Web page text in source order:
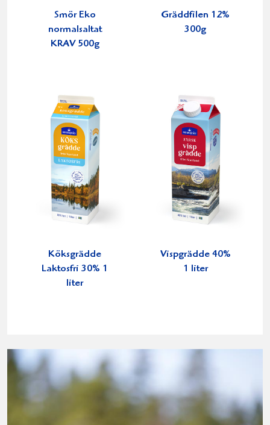
Smör Eko
normalsaltat
KRAV 500g
Gräddfilen 12%
300g
Köksgrädde
Laktosfri 30% 1
liter
Vispgrädde 40%
1 liter